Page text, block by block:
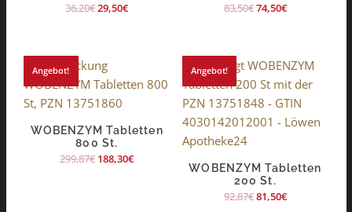
36,20€29,50€ 83,50€74,50€
Angebot!
WOBENZYM Tabletten
800 St.
299,87€ 188,30€
Angebot!
WOBENZYM Tabletten
200 St.
92,87€81,50€